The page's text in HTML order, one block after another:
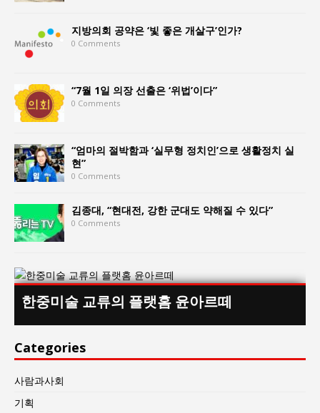
지방의회 공약은 ‘빛 좋은 개살구’인가?
0 Comments
“7월 1일 의장 선출은 ‘위법’이다”
0 Comments
“엄마의 절박함과 ‘실무형 정치인’으로 생활정치 실
현”
0 Comments
김종대, “현대전, 강한 군대도 약해질 수 있다”
0 Comments
한중미술 교류의 플랫홈 윤아르떼
Categories
사람과사회
기획